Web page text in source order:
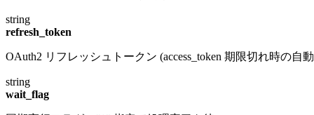
string
refresh_token
OAuth2 リフレッシュトークン (access_token 期限切れ時の自
string
wait_flag